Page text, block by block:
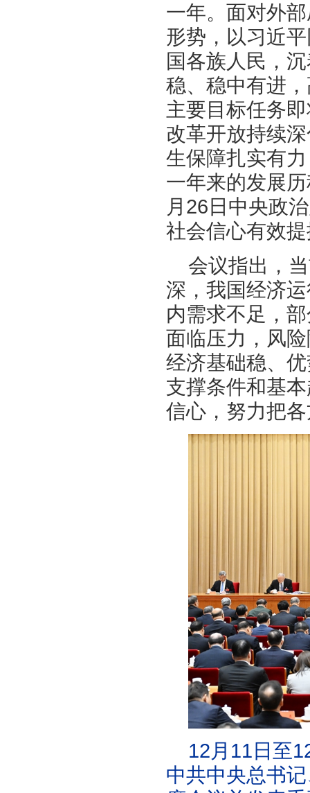
一年。面对外
形势，以习近
国各族人民，
稳、稳中有进
主要目标任务
改革开放持续
生保障扎实有
一年来的发展
月26日中央政
社会信心有效
会议指出，
深，我国经济
内需求不足，
面临压力，风
经济基础稳、
支撑条件和基
信心，努力把
12月11日至
中共中央总书